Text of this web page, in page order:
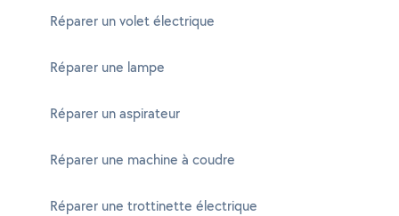
Réparer un volet électrique
Réparer une lampe
Réparer un aspirateur
Réparer une machine à coudre
Réparer une trottinette électrique